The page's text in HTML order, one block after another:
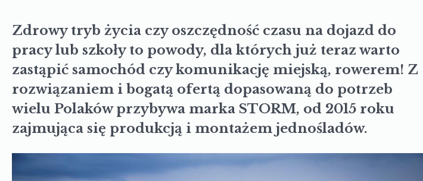
Zdrowy tryb życia czy oszczędność czasu na dojazd do
pracy lub szkoły to powody, dla których już teraz warto
zastąpić samochód czy komunikację miejską, rowerem! Z
rozwiązaniem i bogatą ofertą dopasowaną do potrzeb
wielu Polaków przybywa marka STORM, od 2015 roku
zajmująca się produkcją i montażem jednośladów.